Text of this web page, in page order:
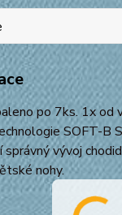
po 7ks. 1x od
SOFT-B
správný vývoj
nohy.